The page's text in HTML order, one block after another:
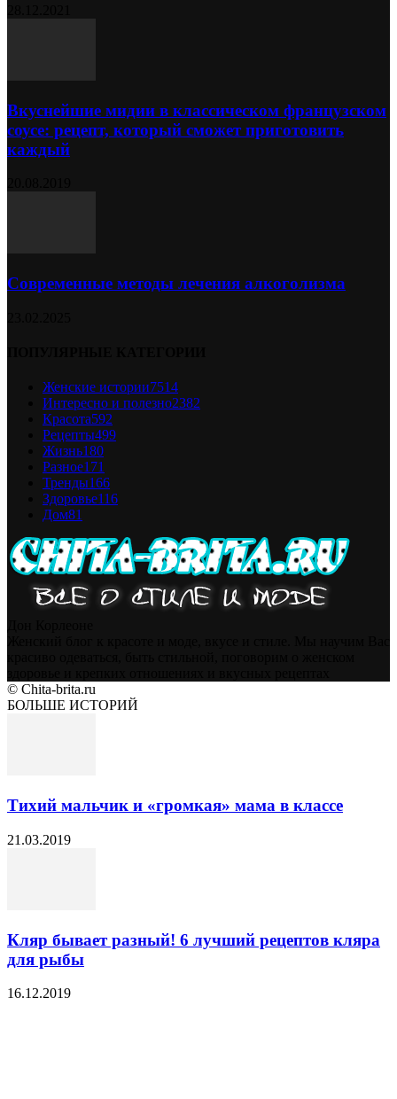
Вкуснейшие мидии в классическом французском
соусе: рецепт, который сможет приготовить
каждый
Современные методы лечения алкоголизма
Женские истории7514
Интересно и полезно2382
Красота592
Рецепты499
Жизнь180
Разное171
Тренды166
Здоровье116
Дом81
© Chita-brita.ru
БОЛЬШЕ ИСТОРИЙ
Тихий мальчик и «громкая» мама в классе
21.03.2019
Кляр бывает разный! 6 лучший рецептов кляра
для рыбы
16.12.2019